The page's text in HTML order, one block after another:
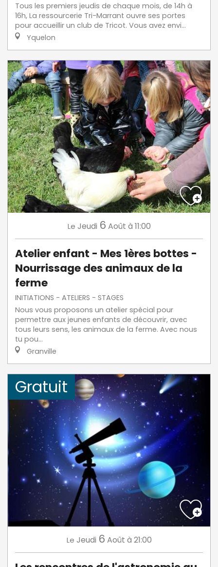
Tous les premiers jeudis de chaque mois, de 14h à
16h, La ressourcerie Tri-Marrant ouvre ses portes
pour accueillir un club de Tricot. Vous avez envi...
Yquelon
Le Jeudi 6 Août à 11:00
Atelier enfant - Mes 1ères bottes -
Nourrissage des animaux de la
ferme
INITIATIONS - ATELIERS - STAGES
Nous vous proposons un atelier spécial pour
permettre aux jeunes enfants de découvrir, avec
tous leurs sens, les animaux de la ferme. Avec nous
tu pou...
Granville
Gratuit
Le Jeudi 6 Août à 21:00